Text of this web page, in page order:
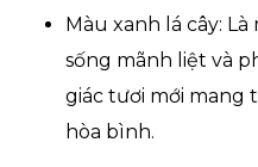
Màu xanh lá cây:
sống mãnh liệt và
giác tươi mới mang
hòa bình.